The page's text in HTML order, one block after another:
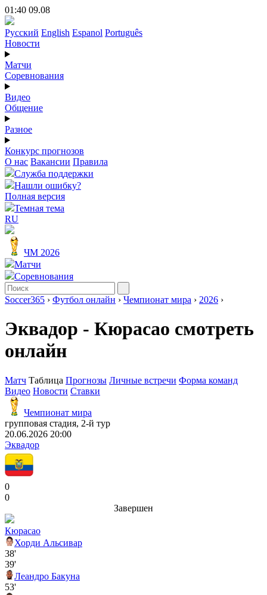
01:40 09.08
Русский English Espanol Português
Новости
Матчи
Соревнования
Видео
Общение
Разное
Конкурс прогнозов
О нас Вакансии Правила
Служба поддержки
Нашли ошибку?
Полная версия
Темная тема
RU
ЧМ 2026
Матчи
Соревнования
Soccer365 › Футбол онлайн › Чемпионат мира › 2026 ›
Эквадор - Кюрасао смотреть
онлайн
Матч Таблица Прогнозы Личные встречи Форма команд
Видео Новости Ставки
Чемпионат мира
групповая стадия, 2-й тур
20.06.2026 20:00
Эквадор
0
0
Завершен
Кюрасао
Хорди Альсивар
38'
39'
Леандро Бакуна
53'